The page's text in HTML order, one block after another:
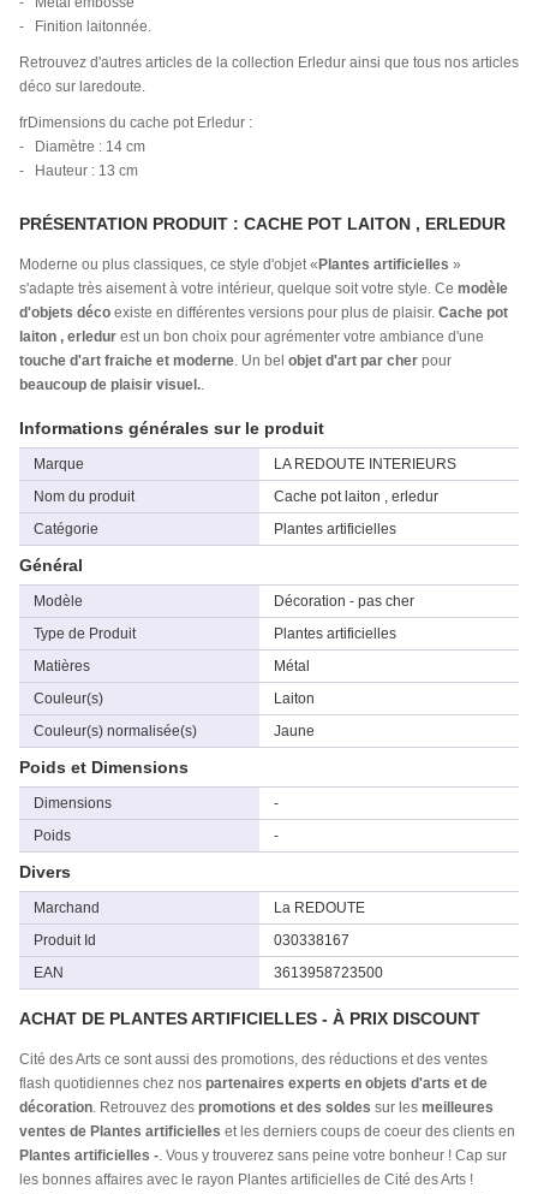
- Finition laitonnée.
Retrouvez d'autres articles de la collection Erledur ainsi que tous nos articles
déco sur laredoute.
frDimensions du cache pot Erledur :
- Diamètre : 14 cm
- Hauteur : 13 cm
ACHAT DE PLANTES ARTIFICIELLES - À PRIX DISCOUNT
Cité des Arts ce sont aussi des promotions, des réductions et des ventes
flash quotidiennes chez nos partenaires experts en objets d'arts et de
décoration. Retrouvez des promotions et des soldes sur les meilleures
ventes de Plantes artificielles et les derniers coups de coeur des clients en
Plantes artificielles -. Vous y trouverez sans peine votre bonheur ! Cap sur
les bonnes affaires avec le rayon Plantes artificielles de Cité des Arts !
PRÉSENTATION PRODUIT : CACHE POT LAITON , ERLEDUR
Moderne ou plus classiques, ce style d'objet « Plantes artificielles »
s'adapte très aisement à votre intérieur, quelque soit votre style. Ce modèle
d'objets déco existe en différentes versions pour plus de plaisir. Cache pot
laiton , erledur est un bon choix pour agrémenter votre ambiance d'une
touche d'art fraiche et moderne. Un bel objet d'art par cher pour
beaucoup de plaisir visuel..
Informations générales sur le produit
Marque
LA REDOUTE INTERIEURS
Nom du produit
Cache pot laiton , erledur
Catégorie
Plantes artificielles
Général
Modèle
Décoration - pas cher
Type de Produit
Plantes artificielles
Matières
Métal
Couleur(s)
Laiton
Couleur(s) normalisée(s)
Jaune
Poids et Dimensions
Dimensions
-
Poids
-
Divers
Marchand
La REDOUTE
Produit Id
030338167
EAN
3613958723500